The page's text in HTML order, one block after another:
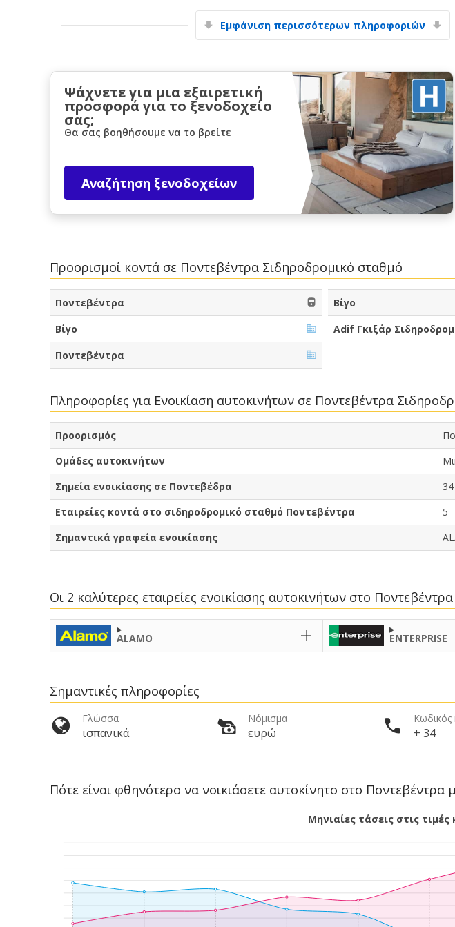
Εμφάνιση περισσότερων πληροφοριών
Ψάχνετε για μια εξαιρετική
προσφορά για το ξενοδοχείο
σας;
Θα σας βοηθήσουμε να το βρείτε
Αναζήτηση ξενοδοχείων
Προορισμοί κοντά σε Ποντεβέντρα Σιδηροδρομικό σταθμό
Ποντεβέντρα Βίγο
Βίγο
Adif Γκιξάρ
Ποντεβέντρα
Πληροφορίες για Ενοικίαση αυτοκινήτων σε Ποντεβέντρα
Προορισμός
Ομάδες αυτοκινήτων
Σημεία ενοικίασης σε Ποντεβέδρα
34
Εταιρείες κοντά στο σιδηροδρομικό σταθμό Ποντεβέντρα
5
Σημαντικά γραφεία ενοικίασης
Οι 2 καλύτερες εταιρείες ενοικίασης αυτοκινήτων στο
ALAMO ENTERPRISE
Σημαντικές πληροφορίες
Γλώσσα
ισπανικά
Νόμισμα
ευρώ
Κωδικός
+ 34
Πότε είναι φθηνότερο να νοικιάσετε αυτοκίνητο στο Ποντεβέντρα
Μηνιαίες τάσεις στις
Μεγάλες
Αποκτήστε
προσφορές